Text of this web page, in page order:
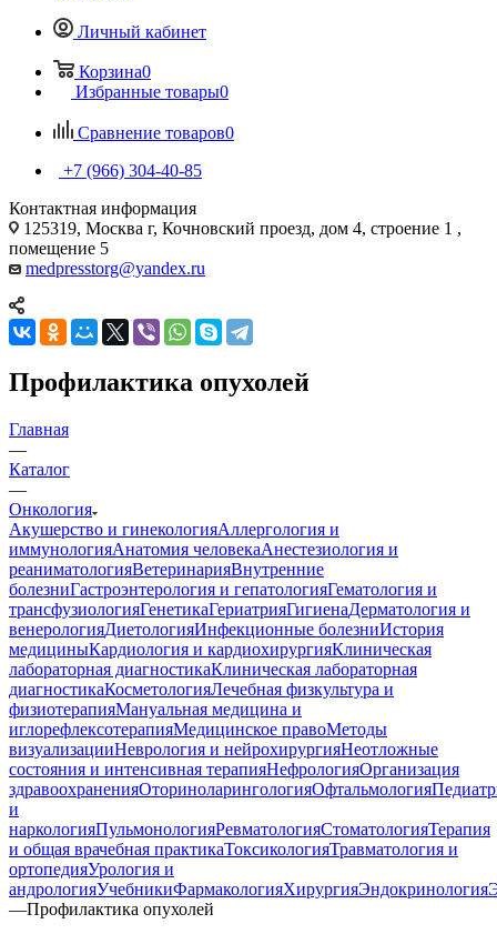
Личный кабинет
Корзина0
Избранные товары0
Сравнение товаров0
+7 (966) 304-40-85
Контактная информация
125319, Москва г, Кочновский проезд, дом 4, строение 1 ,
помещение 5
medpresstorg@yandex.ru
Профилактика опухолей
Главная
—
Каталог
—
Онкология
Акушерство и гинекологияАллергология и
иммунологияАнатомия человекаАнестезиология и
реаниматологияВетеринарияВнутренние
болезниГастроэнтерология и гепатологияГематология и
трансфузиологияГенетикаГериатрияГигиенаДерматология и
венерологияДиетологияИнфекционные болезниИстория
медициныКардиология и кардиохирургияКлиническая
лабораторная диагностикаКлиническая лабораторная
диагностикаКосметологияЛечебная физкультура и
физиотерапияМануальная медицина и
иглорефлексотерапияМедицинское правоМетоды
визуализацииНеврология и нейрохирургияНеотложные
состояния и интенсивная терапияНефрологияОрганизация
здравоохраненияОториноларингологияОфтальмология
и
наркологияПульмонологияРевматологияСтоматологияТерапия
и общая врачебная практикаТоксикологияТравматология и
ортопедияУрология и
андрологияУчебникиФармакологияХирургияЭндокринология
—Профилактика опухолей